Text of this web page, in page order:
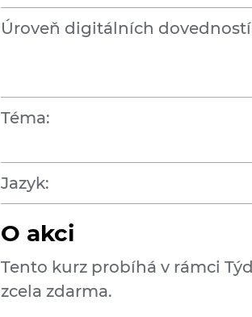
Úroveň digitálních
Téma:
Jazyk:
O akci
Tento kurz probíhá v rámci
zcela zdarma.